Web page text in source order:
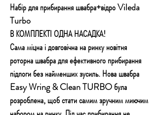
Набір для прибирання швабра+відро Vileda
Turbo
В КОМПЛЕКТІ ОДНА НАСАДКА!
Сама міцна і довговічна на ринку новітня
роторна швабра для ефективного прибирання
підлоги без найменших зусиль. Нова швабра
Easy Wring & Clean TURBO була
розроблена, щоб стати самим зручним миючим